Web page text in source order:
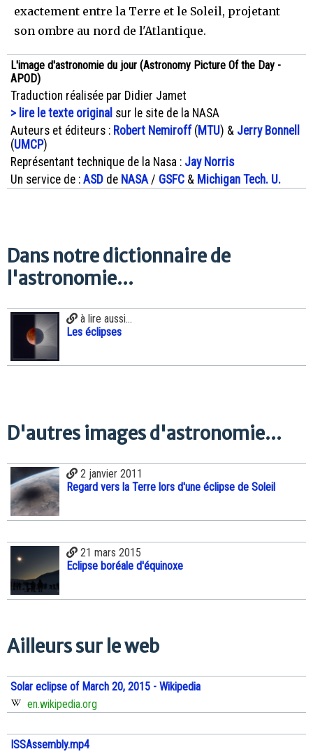
exactement entre la Terre et le Soleil, projetant
son ombre au nord de l'Atlantique.
L'image d'astronomie du jour (Astronomy Picture Of the Day -
APOD)
Traduction réalisée par Didier Jamet
> lire le texte original sur le site de la NASA
Auteurs et éditeurs : Robert Nemiroff( MTU) & Jerry Bonnell
(UMCP)
Représentant technique de la Nasa : Jay Norris
Un service de : ASD de NASA/ GSFC & Michigan Tech. U.
Dans notre dictionnaire de
l'astronomie...
à lire aussi...
Les éclipses
D'autres images d'astronomie...
2 janvier 2011
Regard vers la Terre lors d'une éclipse de Soleil
21 mars 2015
Eclipse boréale d'équinoxe
Ailleurs sur le web
Solar eclipse of March 20, 2015 - Wikipedia
en.wikipedia.org
ISSAssembly.mp4